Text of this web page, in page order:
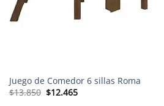
Juego de Comedor 6 sillas Roma
$13.850 El
precio
$12.465El
precio